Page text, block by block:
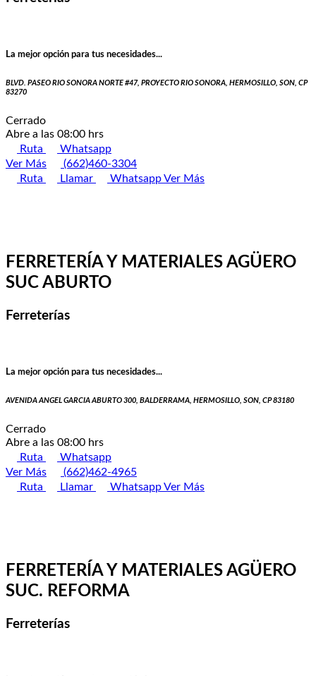
La mejor opción para tus necesidades...
BLVD. PASEO RIO SONORA NORTE #47, PROYECTO RIO SONORA, HERMOSILLO, SON, CP
83270
Cerrado
Abre a las 08:00 hrs
Ruta
Whatsapp
Ver Más
(662)460-3304
Ruta
Llamar WhatsappVer Más
FERRETERÍA Y MATERIALES AGÜERO
SUC ABURTO
Ferreterías
La mejor opción para tus necesidades...
AVENIDA ANGEL GARCIA ABURTO 300, BALDERRAMA, HERMOSILLO, SON, CP 83180
Cerrado
Abre a las 08:00 hrs
Ruta
Whatsapp
Ver Más
(662)462-4965
Ruta
Llamar WhatsappVer Más
FERRETERÍA Y MATERIALES AGÜERO
SUC. REFORMA
Ferreterías